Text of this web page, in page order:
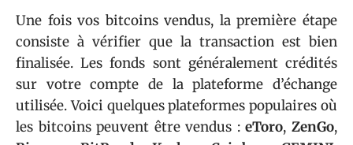
Une fois vos bitcoins vendus, la première étape
consiste à vérifier que la transaction est bien
finalisée. Les fonds sont généralement crédités
sur votre compte de la plateforme d’échange
utilisée. Voici quelques plateformes populaires où
les bitcoins peuvent être vendus :eToro,ZenGo,